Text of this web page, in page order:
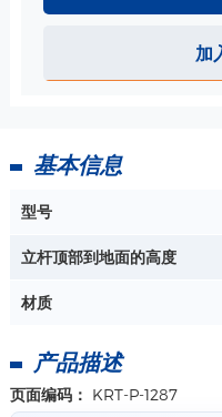
加
基本信息
型号
立杆顶部到地面的高度
材质
产品描述
页面编码： KRT-P-1287